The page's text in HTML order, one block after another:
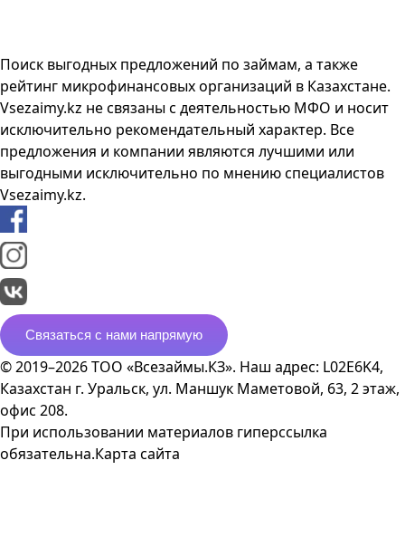
Поиск выгодных предложений по займам, а также
рейтинг микрофинансовых организаций в Казахстане.
Vsezaimy.kz не связаны с деятельностью МФО и носит
исключительно рекомендательный характер. Все
предложения и компании являются лучшими или
выгодными исключительно по мнению специалистов
Vsezaimy.kz.
Связаться с нами напрямую
© 2019–2026 ТОО «Всезаймы.КЗ». Наш адрес: L02E6K4,
Казахстан г. Уральск, ул. Маншук Маметовой, 63, 2 этаж,
офис 208.
При использовании материалов гиперссылка
обязательна.Карта сайта